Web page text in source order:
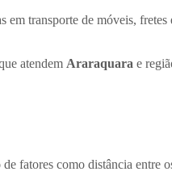
em transporte de móveis,
atendem Araraquara e
fatores como distância entre